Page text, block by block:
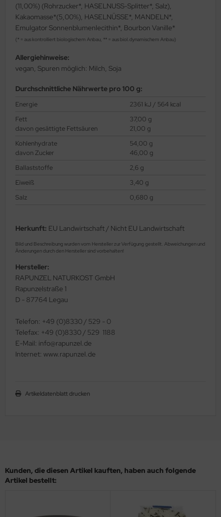
(11,00%) (Rohrzucker*, HASELNUSS-Splitter*, Salz),
Kakaomasse*(5,00%), HASELNÜSSE*, MANDELN*,
Emulgator Sonnenblumenlecithin*, Bourbon Vanille*
(* = aus kontrolliert biologischem Anbau, ** = aus biol.dynamischem Anbau)
Allergiehinweise:
vegan, Spuren möglich: Milch, Soja
Durchschnittliche Nährwerte pro 100 g:
Energie
2361 kJ / 564 kcal
Fett
davon gesättigte Fettsäuren
37,00 g
21,00 g
Kohlenhydrate
davon Zucker
54,00 g
46,00 g
Ballaststoffe
2,6 g
Eiweiß
3,40 g
Salz
0,680 g
Herkunft: EU Landwirtschaft / Nicht EU Landwirtschaft
Bild und Beschreibung wurden vom Hersteller zur Verfügung gestellt. Abweichungen und
Änderungen durch den Hersteller sind vorbehalten!
Hersteller:
RAPUNZEL NATURKOST GmbH
Rapunzelstraße 1
D - 87764 Legau
Telefon: +49 (0)8330 / 529 - 0
Telefax: +49 (0)8330 / 529  1188
E-Mail: info@rapunzel.de
Internet: www.rapunzel.de
Artikeldatenblatt drucken
Kunden, die diesen Artikel kauften, haben auch folgende
Artikel bestellt: